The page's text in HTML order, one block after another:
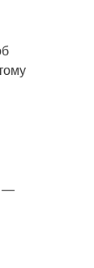
—